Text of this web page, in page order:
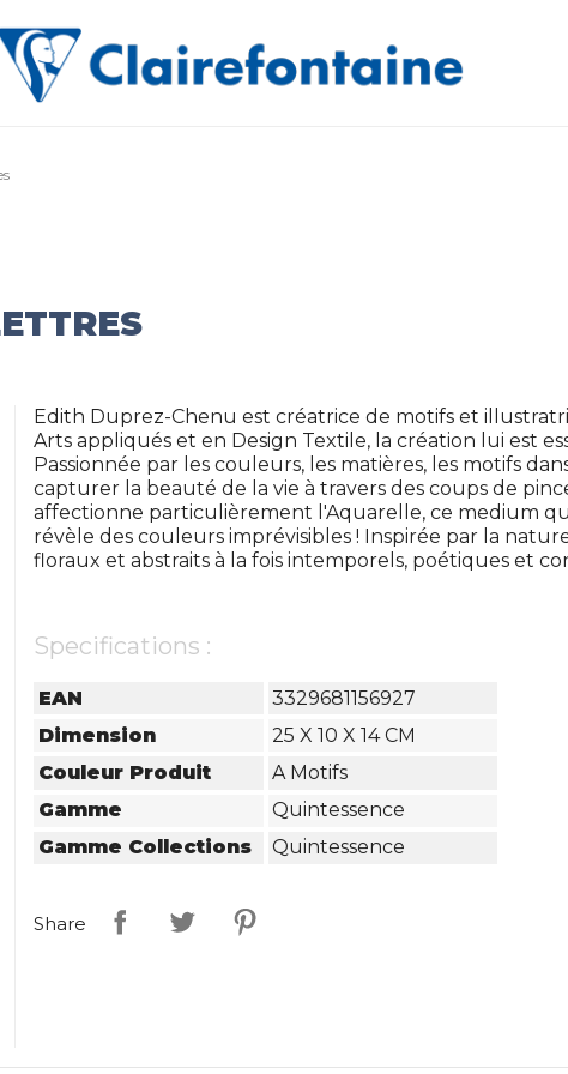
Edith Duprez-Chenu est créatrice de motifs et
Arts appliqués et en Design Textile, la création lui est
Passionnée par les couleurs, les matières, les motifs
capturer la beauté de la vie à travers des coups de
affectionne particulièrement l'Aquarelle, ce medium
révèle des couleurs imprévisibles ! Inspirée par la
floraux et abstraits à la fois intemporels, poétiques et
Specifications :
EAN
3329681156927
Dimension
25 X 10 X 14 CM
Couleur Produit
A Motifs
Gamme
Quintessence
Gamme Collections
Quintessence
Share